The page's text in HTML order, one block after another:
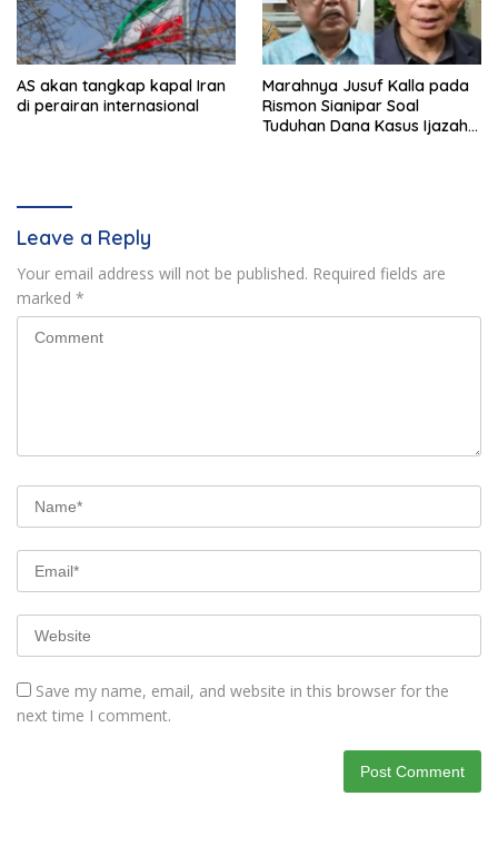
AS akan tangkap kapal Iran
di perairan internasional
Marahnya Jusuf Kalla pada
Rismon Sianipar Soal
Tuduhan Dana Kasus Ijazah
Leave a Reply
Your email address will not be published. Required fields are
marked *
Save my name, email, and website in this browser for the
next time I comment.